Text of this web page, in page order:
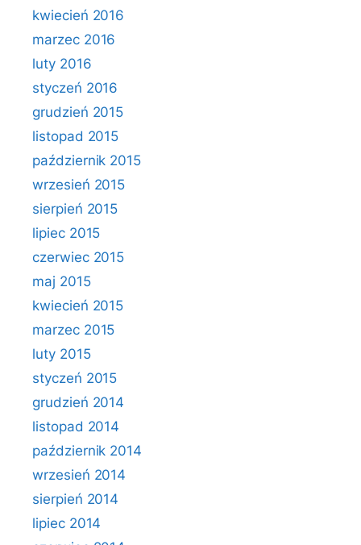
kwiecień 2016
marzec 2016
luty 2016
styczeń 2016
grudzień 2015
listopad 2015
październik 2015
wrzesień 2015
sierpień 2015
lipiec 2015
czerwiec 2015
maj 2015
kwiecień 2015
marzec 2015
luty 2015
styczeń 2015
grudzień 2014
listopad 2014
październik 2014
wrzesień 2014
sierpień 2014
lipiec 2014